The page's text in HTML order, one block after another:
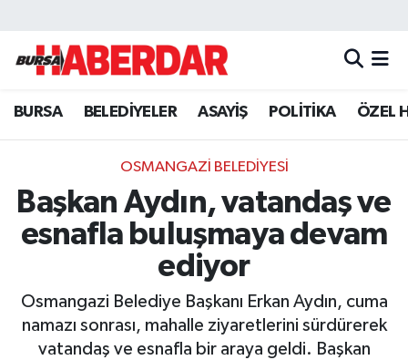
BURSA BELEDİYELER ASAYİŞ POLİTİKA ÖZEL
OSMANGAZİ BELEDİYESİ
Başkan Aydın, vatandaş ve
esnafla buluşmaya devam
ediyor
Osmangazi Belediye Başkanı Erkan Aydın, cuma
namazı sonrası, mahalle ziyaretlerini sürdürerek
vatandaş ve esnafla bir araya geldi. Başkan
Hava Durumu
Trafik Durumu
Süper Lig Puan Durumu ve Fikstür
Tüm Manşetler
Son Dakika Haberleri
Haber Arşivi